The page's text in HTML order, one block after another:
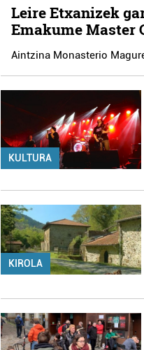
Leire Etxanizek
Emakume Master
Aintzina Monasterio
KULTURA
KIROLA